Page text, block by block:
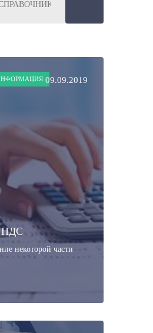
09.09.2019
НДС
некоторой части